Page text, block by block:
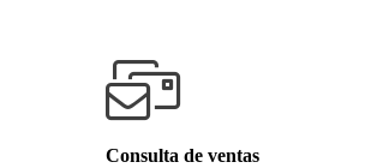
Consulta de ventas